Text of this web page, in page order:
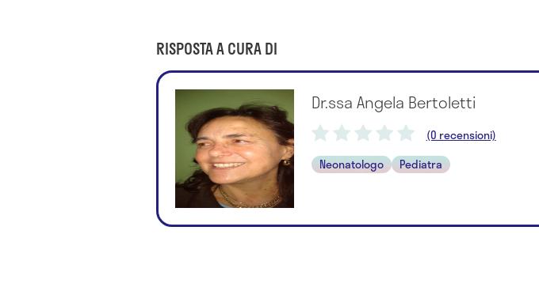
RISPOSTA A CURA DI
Dr.ssa Angela Bertoletti
(0 recensioni)
Neonatologo
Pediatra